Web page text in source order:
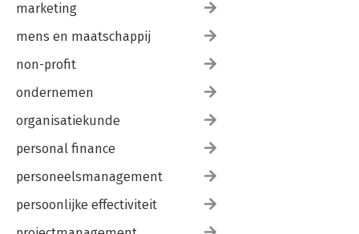
marketing
mens en maatschappij
non-profit
ondernemen
organisatiekunde
personal finance
personeelsmanagement
persoonlijke effectiviteit